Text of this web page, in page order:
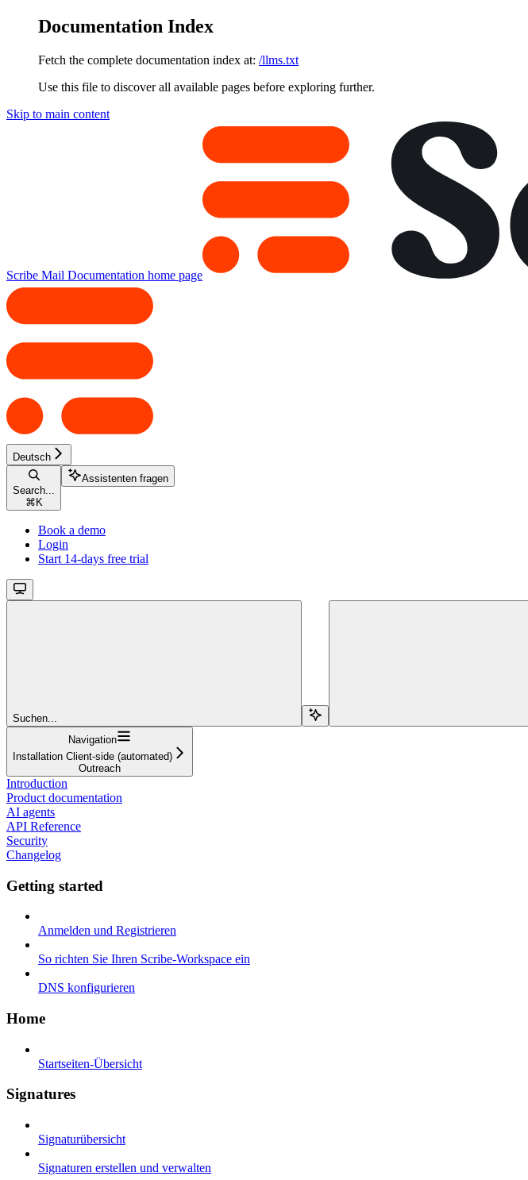
Documentation Index
Fetch the complete documentation index at: /llms.txt
Use this file to discover all available pages before exploring further.
Skip to main content
Scribe Mail Documentation home page
Deutsch
Search...
⌘ K
Assistenten fragen
Book a demo
Login
Start 14-days free trial
Suchen...
Navigation
Installation Client-side (automated)
Outreach
Introduction
Product documentation
AI agents
API Reference
Security
Changelog
Getting started
Anmelden und Registrieren
So richten Sie Ihren Scribe-Workspace ein
DNS konfigurieren
Home
Startseiten-Übersicht
Signatures
Signaturübersicht
Signaturen erstellen und verwalten